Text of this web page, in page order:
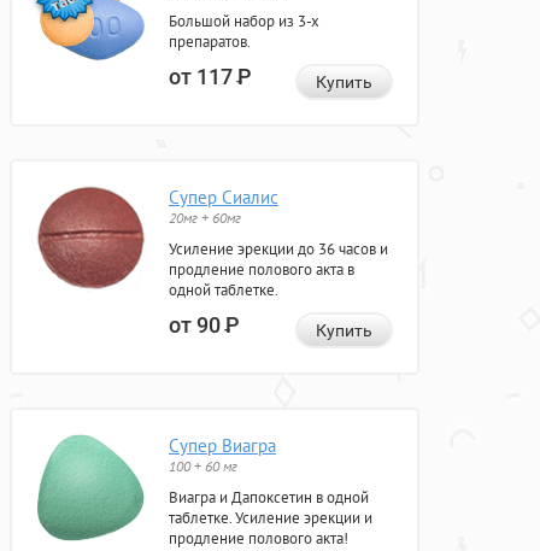
Большой набор из 3-х
препаратов.
от 117Р Купить
Супер Сиалис
20мг + 60мг
Усиление эрекции до 36 часов и
продление полового акта в
одной таблетке.
от 90Р Купить
Супер Виагра
100 + 60 мг
Виагра и Дапоксетин в одной
таблетке. Усиление эрекции и
продление полового акта!